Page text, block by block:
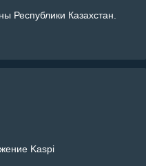
Республики Казахстан.
Kaspi